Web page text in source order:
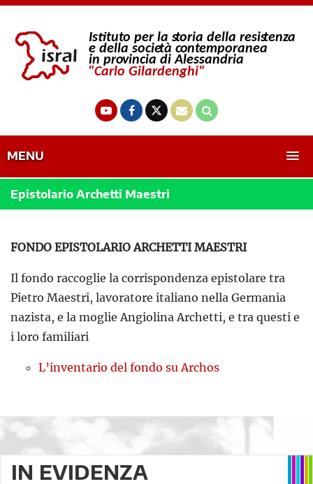
MENU
Epistolario Archetti Maestri
FONDO EPISTOLARIO ARCHETTI MAESTRI
Il fondo raccoglie la corrispondenza epistolare tra
Pietro Maestri, lavoratore italiano nella Germania
nazista, e la moglie Angiolina Archetti, e tra questi e
i loro familiari
L’inventario del fondo su Archos
IN EVIDENZA